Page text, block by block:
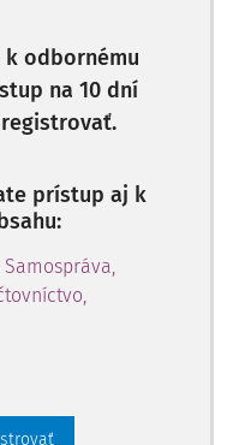
odbornému
na 10 dní
prístup aj k